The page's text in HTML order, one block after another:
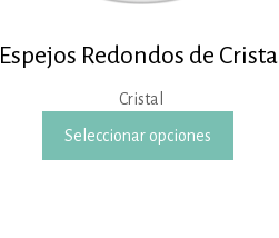
Espejos Redondos de Cristal
Cristal
Seleccionar opciones